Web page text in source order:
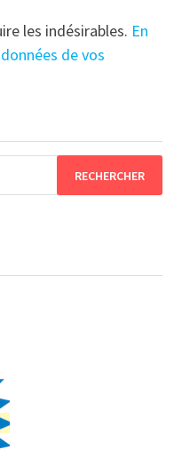
les indésirables. En
de vos